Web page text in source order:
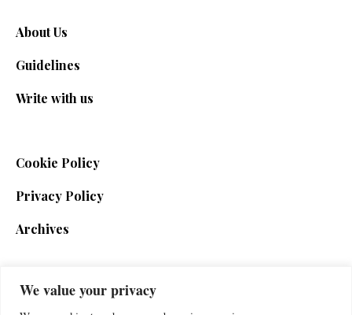
We value your privacy
About Us
Guidelines
Write with us
Cookie Policy
Privacy Policy
Archives
SIGN UP FOR THE NEWSLETTER